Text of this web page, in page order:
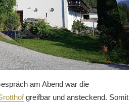
am Abend war die
greifbar und ansteckend. Somit